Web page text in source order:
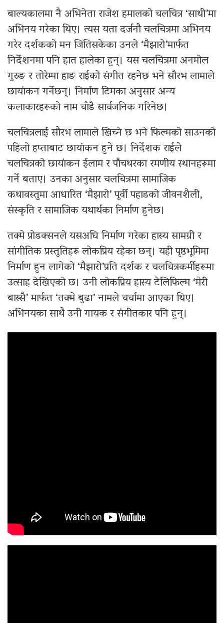
बाल्यकालमा नै अभिनेता राजेश हमालको चलचित्र ‘साथी’मा
अभिनय गरेका थिए। त्यस यता दर्जनौ चलचित्रमा अभिनय
गरेर दर्शकको मन जितिसकेका उनले ‘मैझारो’मार्फत
निर्देशनमा पनि हात हालेका हुन्। यस चलचित्रमा अनमोल
गुरुङ र तोरेम्पा हाङ राईको संगीत रहनेछ भने सौरभ लामाले
छायांकन गर्नेछन्। निर्माण टिमका अनुसार अन्य
कलाकारहरूको नाम चाँडै सार्वजनिक गरिनेछ।
चलचित्रलाई सौरभ लामाले खिच्ने छ भने फिल्मको साउनको
पहिलो हप्ताबाट छायांकन हुने छ। निर्देशक राईले
चलचित्रको छायांकन ईलाम र पाँचथरका रमणीय स्थानहरूमा
गर्ने बताए। उनका अनुसार चलचित्रमा सामाजिक
कथावस्तुमा आधारित ‘मैझारो’ पूर्वी पहाडको जीवनशैली,
संस्कृति र सामाजिक यथार्थका निर्माण हुनेछ।
तक्मे प्रोडक्सनले यसअघि निर्माण गरेका हास्य सामग्री र
सांगीतिक प्रस्तुतिहरू लोकप्रिय रहेका छन्। यही पृष्ठभूमिमा
निर्माण हुन लागेको ‘मैझारो’प्रति दर्शक र चलचित्रकर्मीहरूमा
उत्साह देखिएको छ। उनी लोकप्रिय हास्य टेलिफिल्म ‘मेरी
बास्सै’ मार्फत ‘तक्मे बुढा’ नामले चर्चामा आएका थिए।
अभिनयका साथै उनी गायक र संगीतकार पनि हुन्।